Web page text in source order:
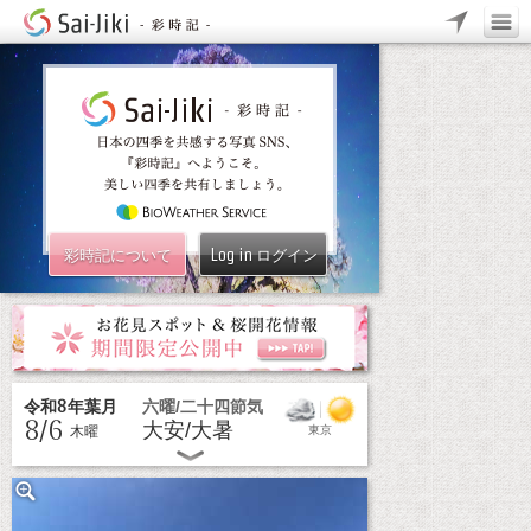
彩時記について Log inログイン
令和8年葉月
8/6 木曜
六曜/二十四節気
大安/大暑 東京